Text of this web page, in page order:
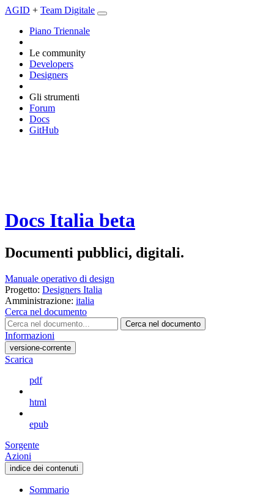
AGID + Team Digitale
Piano Triennale
Le community
Developers
Designers
Gli strumenti
Forum
Docs
GitHub
Docs Italia beta
Documenti pubblici, digitali.
Manuale operativo di design
Progetto: Designers Italia
Amministrazione: italia
Cerca nel documento
Cerca nel documento
Informazioni
versione-corrente
Scarica
pdf
html
epub
Sorgente
Azioni
indice dei contenuti
Sommario